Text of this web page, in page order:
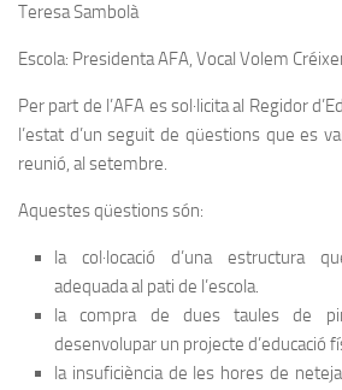
Teresa Sambolà
Escola: Presidenta AFA, Vocal Volem
Per part de l’AFA es sol·licita al Regidor
l’estat d’un seguit de qüestions que es
reunió, al setembre.
Aquestes qüestions són:
la col·locació d’una estructura
adequada al pati de l’escola.
la compra de dues taules de
desenvolupar un projecte d’educació
la insuficiència de les hores de